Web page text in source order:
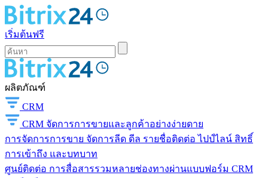
เริ่มต้นฟรี
ผลิตภัณฑ์
CRM
CRM จัดการการขายและลูกค้าอย่างง่ายดาย
การจัดการการขาย จัดการลีด ดีล รายชื่อติดต่อ ไปป์ไลน์ สิทธิ์
การเข้าถึง และบทบาท
ศูนย์ติดต่อ การสื่อสารรวมหลายช่องทางผ่านแบบฟอร์ม CRM